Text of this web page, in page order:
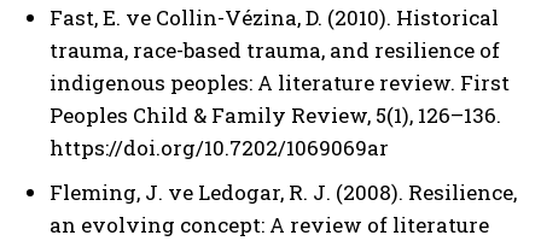
Fast, E. ve Collin-Vézina, D. (2010). Historical
trauma, race-based trauma, and resilience of
indigenous peoples: A literature review. First
Peoples Child & Family Review, 5(1), 126–136.
https://doi.org/10.7202/1069069ar
Fleming, J. ve Ledogar, R. J. (2008). Resilience,
an evolving concept: A review of literature